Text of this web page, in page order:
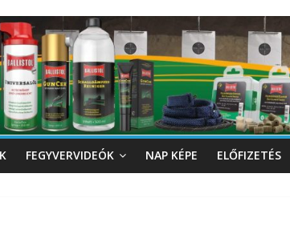
FEGYVERVIDEÓK NAP KÉPE ELŐFIZETÉS